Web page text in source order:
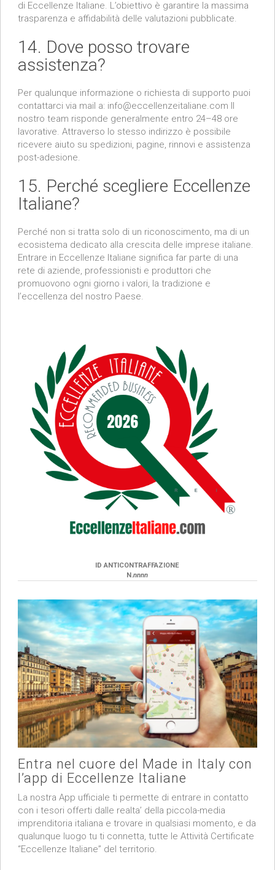
di Eccellenze Italiane. L’obiettivo è garantire la massima
trasparenza e affidabilità delle valutazioni pubblicate.
14. Dove posso trovare
assistenza?
Per qualunque informazione o richiesta di supporto puoi
contattarci via mail a: info@eccellenzeitaliane.com Il
nostro team risponde generalmente entro 24–48 ore
lavorative. Attraverso lo stesso indirizzo è possibile
ricevere aiuto su spedizioni, pagine, rinnovi e assistenza
post-adesione.
15. Perché scegliere Eccellenze
Italiane?
Perché non si tratta solo di un riconoscimento, ma di un
ecosistema dedicato alla crescita delle imprese italiane.
Entrare in Eccellenze Italiane significa far parte di una
rete di aziende, professionisti e produttori che
promuovono ogni giorno i valori, la tradizione e
l’eccellenza del nostro Paese.
ID ANTICONTRAFFAZIONE
N.nnnn
Entra nel cuore del Made in Italy con
l’app di Eccellenze Italiane
La nostra App ufficiale ti permette di entrare in contatto
con i tesori offerti dalle realta’ della piccola-media
imprenditoria italiana e trovare in qualsiasi momento, e da
qualunque luogo tu ti connetta, tutte le Attività Certificate
“Eccellenze Italiane” del territorio.